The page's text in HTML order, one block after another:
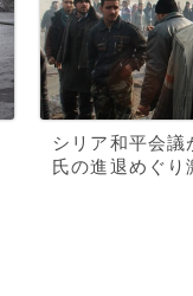
シリア和平会議
氏の進退めぐ